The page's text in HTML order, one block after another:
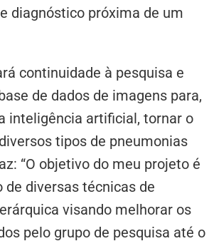
diagnóstico próxima de um
continuidade à pesquisa e
de dados de imagens para,
inteligência artificial, tornar o
tipos de pneumonias
“O objetivo do meu projeto é
de diversas técnicas de
visando melhorar os
pelo grupo de pesquisa até o